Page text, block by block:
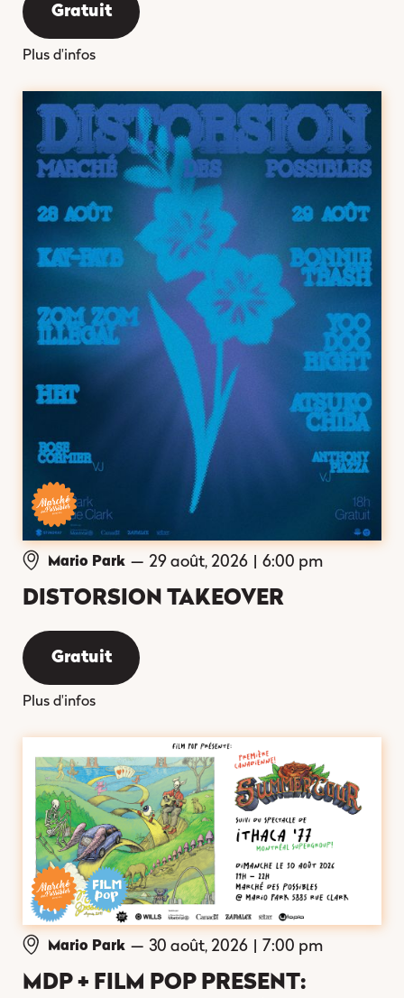
Gratuit
Plus d'infos
Mario Park — 29 août, 2026 6:00 pm
DISTORSION TAKEOVER
Gratuit
Plus d'infos
Mario Park — 30 août, 2026 7:00 pm
MDP + FILM POP PRESENT: